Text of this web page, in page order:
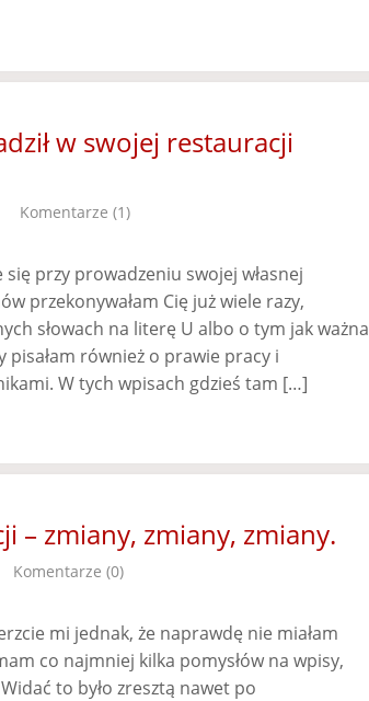
w swojej restauracji
Komentarze (1)
przy prowadzeniu swojej własnej
przekonywałam Cię już wiele razy,
słowach na literę U albo o tym jak ważna
również o prawie pracy i
W tych wpisach gdzieś tam […]
– zmiany, zmiany, zmiany.
Komentarze (0)
mi jednak, że naprawdę nie miałam
co najmniej kilka pomysłów na wpisy,
to było zresztą nawet po